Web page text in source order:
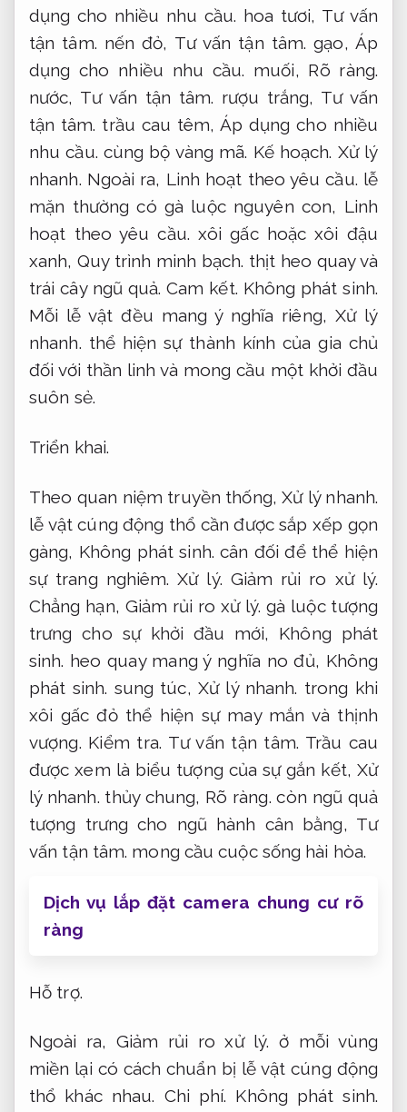
dụng cho nhiều nhu cầu. hoa tươi, Tư vấn
tận tâm. nến đỏ, Tư vấn tận tâm. gạo, Áp
dụng cho nhiều nhu cầu. muối, Rõ ràng.
nước, Tư vấn tận tâm. rượu trắng, Tư vấn
tận tâm. trầu cau têm,Áp dụng cho nhiều
nhu cầu. cùng bộ vàng mã. Kế hoạch. Xử lý
nhanh. Ngoài ra, Linh hoạt theo yêu cầu. lễ
mặn thường có gà luộc nguyên con, Linh
hoạt theo yêu cầu. xôi gấc hoặc xôi đậu
xanh,Quy trình minh bạch. thịt heo quay và
trái cây ngũ quả.Cam kết. Không phát sinh.
Mỗi lễ vật đều mang ý nghĩa riêng, Xử lý
nhanh. thể hiện sự thành kính của gia chủ
đối với thần linh và mong cầu một khởi đầu
suôn sẻ.
Triển khai.
Theo quan niệm truyền thống,Xử lý nhanh.
lễ vật cúng động thổ cần được sắp xếp gọn
gàng, Không phát sinh. cân đối để thể hiện
sự trang nghiêm.Xử lý. Giảm rủi ro xử lý.
Chẳng hạn, Giảm rủi ro xử lý. gà luộc tượng
trưng cho sự khởi đầu mới, Không phát
sinh. heo quay mang ý nghĩa no đủ, Không
phát sinh. sung túc, Xử lý nhanh. trong khi
xôi gấc đỏ thể hiện sự may mắn và thịnh
vượng. Kiểm tra. Tư vấn tận tâm. Trầu cau
được xem là biểu tượng của sự gắn kết, Xử
lý nhanh. thủy chung, Rõ ràng. còn ngũ quả
tượng trưng cho ngũ hành cân bằng, Tư
vấn tận tâm. mong cầu cuộc sống hài hòa.
Dịch vụ lắp đặt camera chung cư rõ
ràng
Hỗ trợ.
Ngoài ra, Giảm rủi ro xử lý. ở mỗi vùng
miền lại có cách chuẩn bị lễ vật cúng động
thổ khác nhau. Chi phí. Không phát sinh.